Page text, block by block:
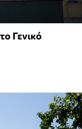
Γενικό